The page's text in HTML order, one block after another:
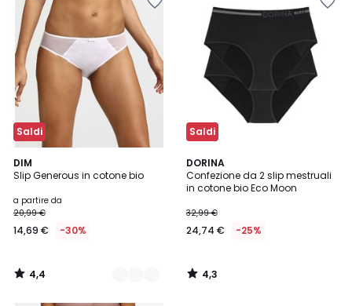
Saldi
DIM
Slip Generous in cotone bio
a partire da
20,99 €
14,69 € -30%
4,4
/ 5
2
Colori
4,4
/
Saldi
DORINA
Confezione da 2 slip mestruali
in cotone bio Eco Moon
32,99 €
24,74 € -25%
4,3
/ 5
4,3
/